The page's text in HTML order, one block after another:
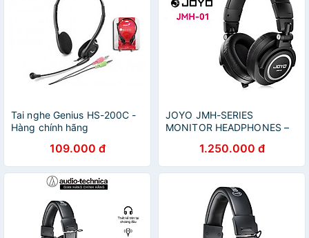
Tai nghe Genius HS-200C -
Hàng chính hãng
109.000 đ
JOYO JMH-SERIES
MONITOR HEADPHONES –
Nghiệp JOYO JMH-01 JMH-
02 - Hàng chính hãng
1.250.000 đ